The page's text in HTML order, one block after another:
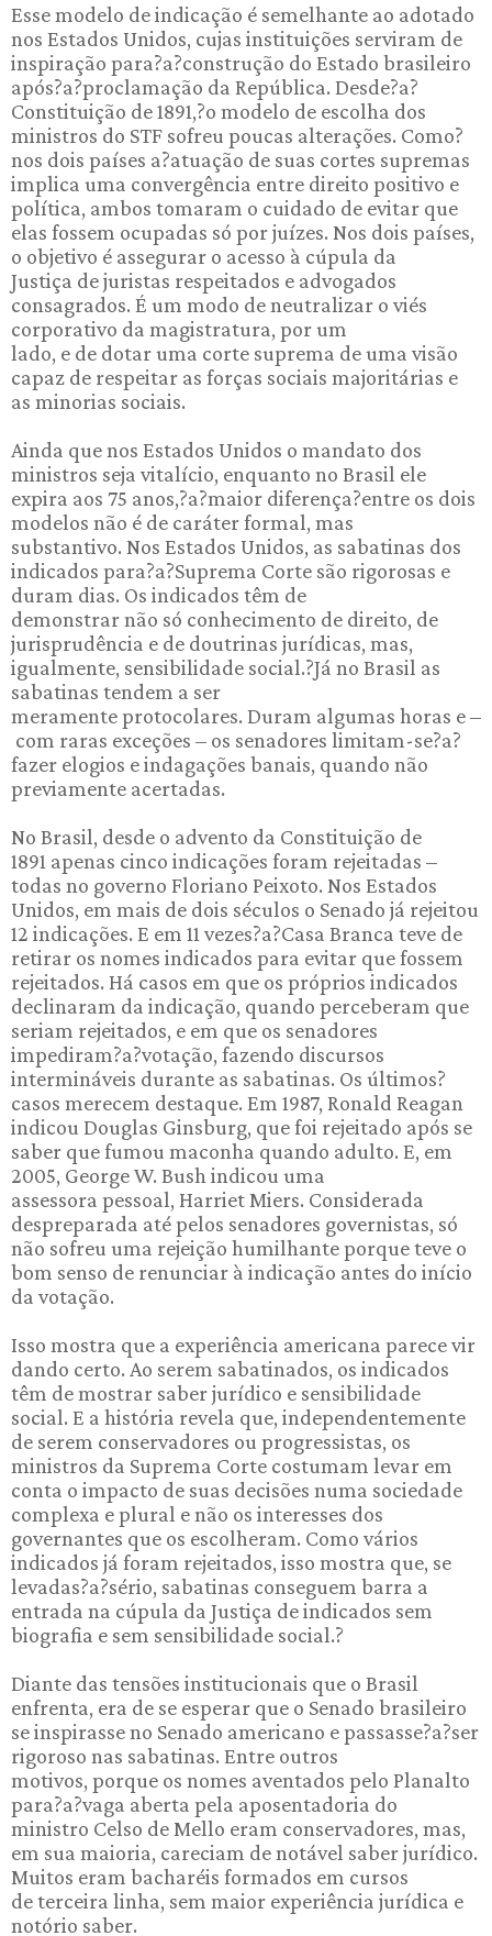
Esse modelo de indicação é semelhante ao adotado
nos Estados Unidos, cujas instituições serviram de
inspiração para?a?construção do Estado brasileiro
após?a?proclamação da República. Desde?a?
Constituição de 1891,?o modelo de escolha dos
ministros do STF sofreu poucas alterações. Como?
nos dois países a?atuação de suas cortes supremas
implica uma convergência entre direito positivo e
política, ambos tomaram o cuidado de evitar que
elas fossem ocupadas só por juízes. Nos dois países,
o objetivo é assegurar o acesso à cúpula da
Justiça de juristas respeitados e advogados
consagrados. É um modo de neutralizar o viés
corporativo da magistratura, por um
lado, e de dotar uma corte suprema de uma visão
capaz de respeitar as forças sociais majoritárias e
as minorias sociais.
Ainda que nos Estados Unidos o mandato dos
ministros seja vitalício, enquanto no Brasil ele
expira aos 75 anos,?a?maior diferença?entre os dois
modelos não é de caráter formal, mas
substantivo. Nos Estados Unidos, as sabatinas dos
indicados para?a?Suprema Corte são rigorosas e
duram dias. Os indicados têm de
demonstrar não só conhecimento de direito, de
jurisprudência e de doutrinas jurídicas, mas,
igualmente, sensibilidade social.?Já no Brasil as
sabatinas tendem a ser
meramente protocolares. Duram algumas horas e –
com raras exceções – os senadores limitam-se?a?
fazer elogios e indagações banais, quando não
previamente acertadas.
No Brasil, desde o advento da Constituição de
1891 apenas cinco indicações foram rejeitadas –
todas no governo Floriano Peixoto. Nos Estados
Unidos, em mais de dois séculos o Senado já rejeitou
12 indicações. E em 11 vezes?a?Casa Branca teve de
retirar os nomes indicados para evitar que fossem
rejeitados. Há casos em que os próprios indicados
declinaram da indicação, quando perceberam que
seriam rejeitados, e em que os senadores
impediram?a?votação, fazendo discursos
intermináveis durante as sabatinas. Os últimos?
casos merecem destaque. Em 1987, Ronald Reagan
indicou Douglas Ginsburg, que foi rejeitado após se
saber que fumou maconha quando adulto. E, em
2005, George W. Bush indicou uma
assessora pessoal, Harriet Miers. Considerada
despreparada até pelos senadores governistas, só
não sofreu uma rejeição humilhante porque teve o
bom senso de renunciar à indicação antes do início
da votação.
Isso mostra que a experiência americana parece vir
dando certo. Ao serem sabatinados, os indicados
têm de mostrar saber jurídico e sensibilidade
social. E a história revela que, independentemente
de serem conservadores ou progressistas, os
ministros da Suprema Corte costumam levar em
conta o impacto de suas decisões numa sociedade
complexa e plural e não os interesses dos
governantes que os escolheram. Como vários
indicados já foram rejeitados, isso mostra que, se
levadas?a?sério, sabatinas conseguem barra a
entrada na cúpula da Justiça de indicados sem
biografia e sem sensibilidade social.?
Diante das tensões institucionais que o Brasil
enfrenta, era de se esperar que o Senado brasileiro
se inspirasse no Senado americano e passasse?a?ser
rigoroso nas sabatinas. Entre outros
motivos, porque os nomes aventados pelo Planalto
para?a?vaga aberta pela aposentadoria do
ministro Celso de Mello eram conservadores, mas,
em sua maioria, careciam de notável saber jurídico.
Muitos eram bacharéis formados em cursos
de terceira linha, sem maior experiência jurídica e
notório saber.